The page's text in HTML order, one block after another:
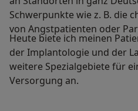
Schwerpunkte wie z. B. die
von Angstpatienten oder
Heute biete ich meinen
der Implantologie und der
weitere Spezialgebiete für
Versorgung an.